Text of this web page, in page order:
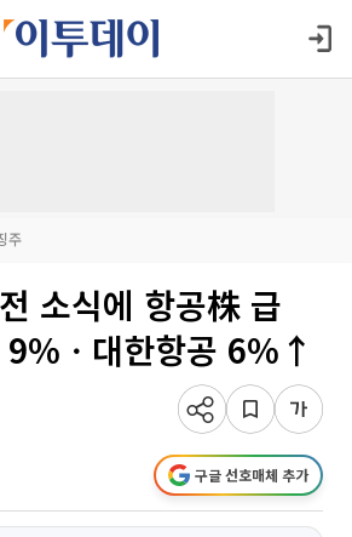
주
소식에 항공株 급
ㆍ대한항공 6%↑
구글 선호매체 추가